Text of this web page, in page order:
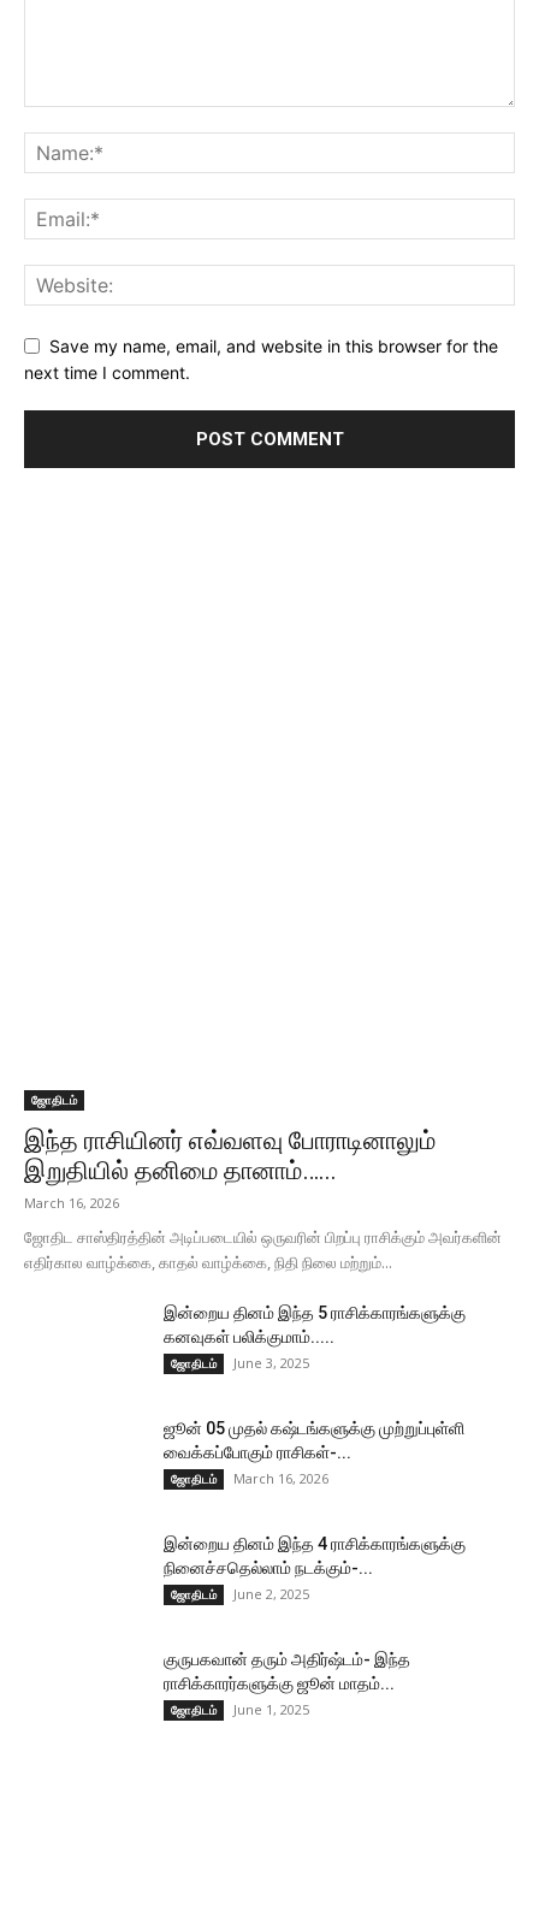
Save my name, email, and website in this browser for the
next time I comment.
ஜோதிடம்
இந்த ராசியினர் எவ்வளவு போராடினாலும்
இறுதியில் தனிமை தானாம்…...
March 16, 2026
ஜோதிட சாஸ்திரத்தின் அடிப்படையில் ஒருவரின் பிறப்பு ராசிக்கும் அவர்களின்
எதிர்கால வாழ்க்கை, காதல் வாழ்க்கை, நிதி நிலை மற்றும்...
இன்றைய தினம் இந்த 5 ராசிக்காரங்களுக்கு
கனவுகள் பலிக்குமாம்.....
ஜோதிடம் June 3, 2025
ஜூன் 05 முதல் கஷ்டங்களுக்கு முற்றுப்புள்ளி
வைக்கப்போகும் ராசிகள்-...
ஜோதிடம் March 16, 2026
இன்றைய தினம் இந்த 4 ராசிக்காரங்களுக்கு
நினைச்சதெல்லாம் நடக்கும்-...
ஜோதிடம் June 2, 2025
குருபகவான் தரும் அதிர்ஷ்டம்- இந்த
ராசிக்காரர்களுக்கு ஜூன் மாதம்...
ஜோதிடம் June 1, 2025